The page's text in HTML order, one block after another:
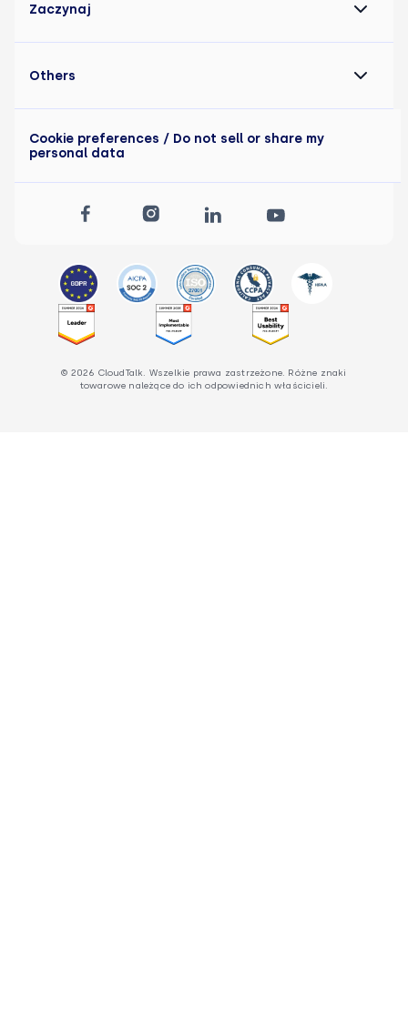
Zaczynaj
© 2026 CloudTalk. Wszelkie prawa zastrzeżone. Różne znaki
towarowe należące do ich odpowiednich właścicieli.
Others
Cookie preferences / Do not sell or share my
personal data